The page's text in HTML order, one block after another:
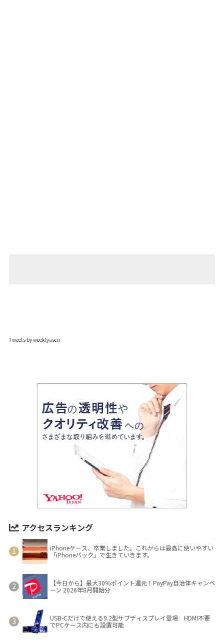
Tweets by weeklyascii
アクセスランキング
iPhoneケース、卒業しました。これからは最高に使いやすい
「iPhoneバック」で生きていきます。
【今日から】最大30％ポイント還元！PayPay自治体キャンペ
ーン 2026年8月開始分
USB-Cだけで使える9.2型サブディスプレイ登場 HDMI不要
でPCケース内にも設置可能